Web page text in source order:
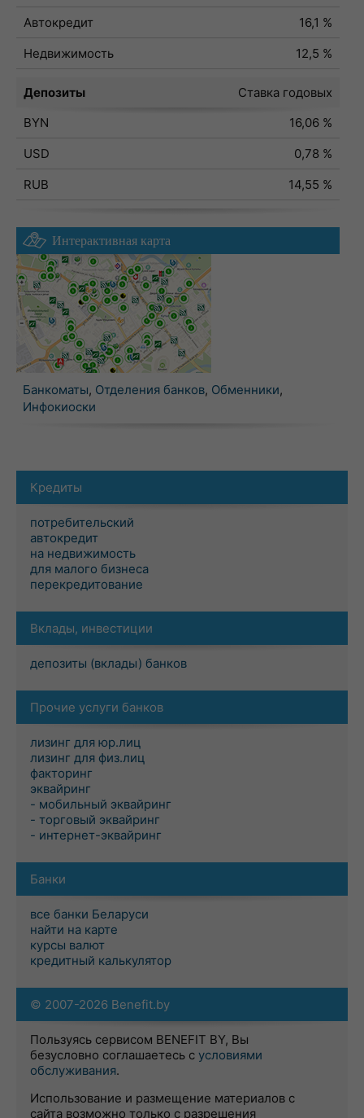
Автокредит
16,1 %
Недвижимость
12,5 %
Депозиты
Ставка годовых
BYN
16,06 %
USD
0,78 %
RUB
14,55 %
Интерактивная карта
Банкоматы, Отделения банков, Обменники,
Инфокиоски
Кредиты
потребительский
автокредит
на недвижимость
для малого бизнеса
перекредитование
Вклады, инвестиции
депозиты (вклады) банков
Прочие услуги банков
лизинг для юр.лиц
лизинг для физ.лиц
факторинг
эквайринг
- мобильный эквайринг
- торговый эквайринг
- интернет-эквайринг
Банки
все банки Беларуси
найти на карте
курсы валют
кредитный калькулятор
© 2007-2026 Benefit.by
Пользуясь сервисом BENEFIT BY, Вы
безусловно соглашаетесь с условиями
обслуживания.
Использование и размещение материалов с
сайта возможно только с разрешения